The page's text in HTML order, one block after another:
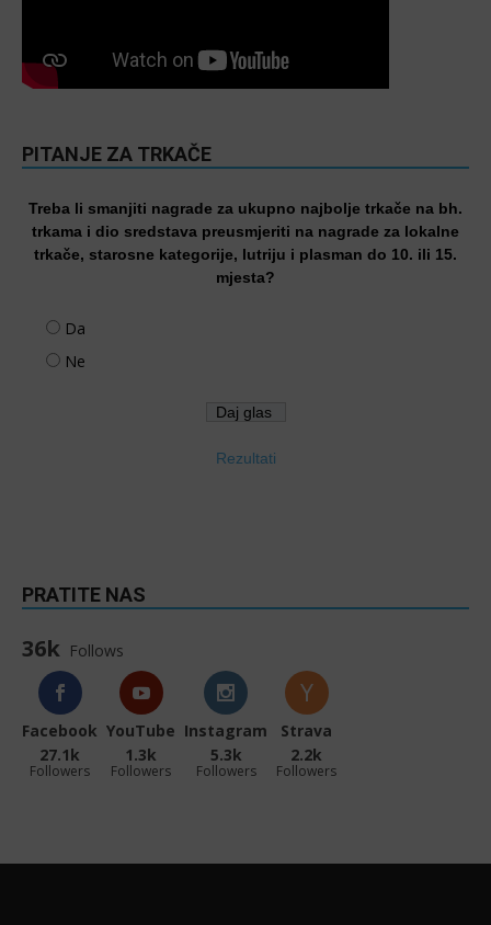
PITANJE ZA TRKAČE
Treba li smanjiti nagrade za ukupno najbolje trkače na bh.
trkama i dio sredstava preusmjeriti na nagrade za lokalne
trkače, starosne kategorije, lutriju i plasman do 10. ili 15.
mjesta?
Da
Ne
Rezultati
PRATITE NAS
36k Follows
Facebook
27.1k
Followers
YouTube
1.3k
Followers
Instagram
5.3k
Followers
Strava
2.2k
Followers